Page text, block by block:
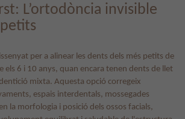
L’ortodòncia invisible
per a alinear les dents dels més petits de
els 6 i 10 anys, quan encara tenen dents de llet
mixta. Aquesta opció corregeix
espais interdentals, mossegades
la morfologia i posició dels ossos facials,